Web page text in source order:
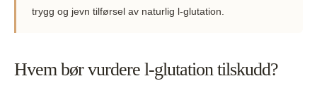
trygg og jevn tilførsel av naturlig l-glutation.
Hvem bør vurdere l-glutation tilskudd?